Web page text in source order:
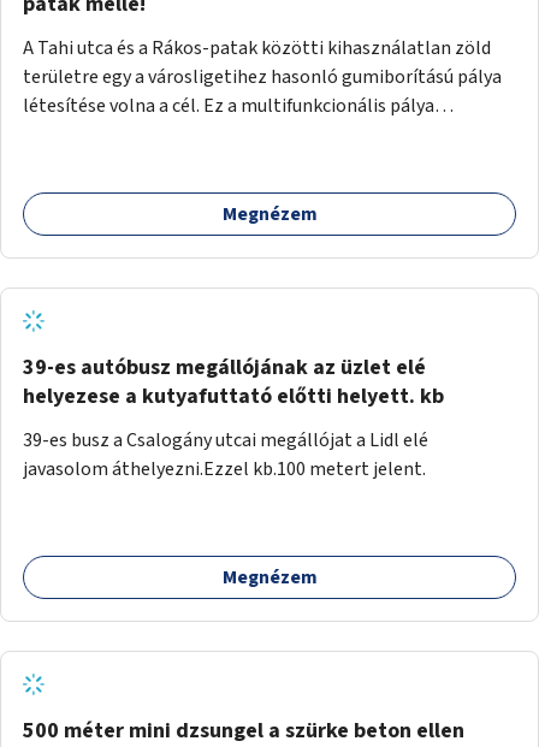
A Tahi utca és a Rákos-patak közötti kihasználatlan zöld
területre egy a városligetihez hasonló gumiborítású pálya
létesítése volna a cél. Ez a multifunkcionális pálya
Megnézem
39-es autóbusz megállójának az üzlet elé
helyezese a kutyafuttató előtti helyett. kb
39-es busz a Csalogány utcai megállójat a Lidl elé
javasolom áthelyezni.Ezzel kb.100 metert jelent.
Megnézem
500 méter mini dzsungel a szürke beton ellen